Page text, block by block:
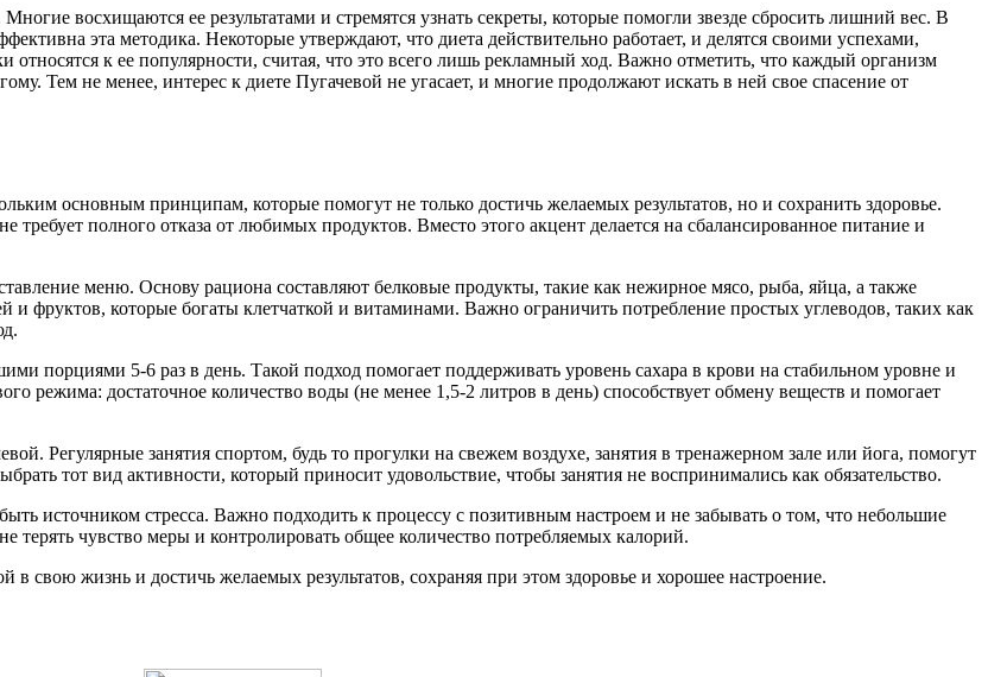
восхищаются ее результатами и стремятся узнать секреты, которые помогли звезде сбросить лишний вес. В
эта методика. Некоторые утверждают, что диета действительно работает, и делятся своими успехами,
к ее популярности, считая, что это всего лишь рекламный ход. Важно отметить, что каждый организм
Тем не менее, интерес к диете Пугачевой не угасает, и многие продолжают искать в ней свое спасение от
основным принципам, которые помогут не только достичь желаемых результатов, но и сохранить здоровье.
требует полного отказа от любимых продуктов. Вместо этого акцент делается на сбалансированное питание и
меню. Основу рациона составляют белковые продукты, такие как нежирное мясо, рыба, яйца, а также
фруктов, которые богаты клетчаткой и витаминами. Важно ограничить потребление простых углеводов, таких как
порциями 5-6 раз в день. Такой подход помогает поддерживать уровень сахара в крови на стабильном уровне и
режима: достаточное количество воды (не менее 1,5-2 литров в день) способствует обмену веществ и помогает
Регулярные занятия спортом, будь то прогулки на свежем воздухе, занятия в тренажерном зале или йога, помогут
тот вид активности, который приносит удовольствие, чтобы занятия не воспринимались как обязательство.
источником стресса. Важно подходить к процессу с позитивным настроем и не забывать о том, что небольшие
чувство меры и контролировать общее количество потребляемых калорий.
свою жизнь и достичь желаемых результатов, сохраняя при этом здоровье и хорошее настроение.